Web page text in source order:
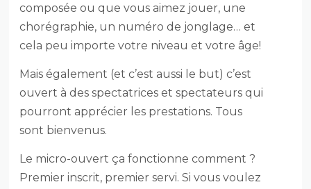
composée ou que vous aimez jouer, une
chorégraphie, un numéro de jonglage… et
cela peu importe votre niveau et votre âge!
Mais également (et c’est aussi le but) c’est
ouvert à des spectatrices et spectateurs qui
pourront apprécier les prestations. Tous
sont bienvenus.
Le micro-ouvert ça fonctionne comment ?
Premier inscrit, premier servi. Si vous voulez